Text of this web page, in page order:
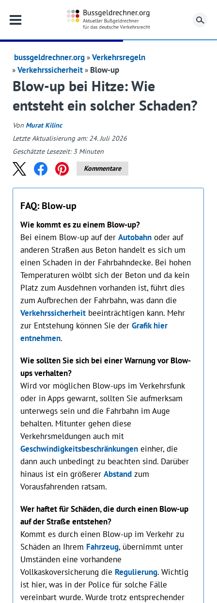
bussgeldrechner.org
Verkehrsregeln
Verkehrssicherheit
Blow-up
Blow-up bei Hitze: Wie
entsteht ein solcher Schaden?
Von Murat Kilinc
Letzte Aktualisierung am: 24. Juli 2026
Geschätzte Lesezeit:3 Minuten
Kommentare
FAQ: Blow-up
Wie kommt es zu einem Blow-up?
Bei einem Blow-up auf der Autobahnoder auf
anderen Straßen aus Beton handelt es sich um
einen Schaden in der Fahrbahndecke. Bei hohen
Temperaturen wölbt sich der Beton und da kein
Platz zum Ausdehnen vorhanden ist, führt dies
zum Aufbrechen der Fahrbahn, was dann die
Verkehrssicherheitbeeinträchtigen kann. Mehr
zur Entstehung können Sie der Grafik hier
entnehmen.
Wie sollten Sie sich bei einer Warnung vor Blow-
ups verhalten?
Wird vor möglichen Blow-ups im Verkehrsfunk
oder in Apps gewarnt, sollten Sie aufmerksam
unterwegs sein und die Fahrbahn im Auge
behalten. Mitunter gehen diese
Verkehrsmeldungen auch mit
Geschwindigkeitsbeschränkungeneinher, die
dann auch unbedingt zu beachten sind. Darüber
hinaus ist ein größerer Abstandzum
Vorausfahrenden ratsam.
Wer haftet für Schäden, die durch einen Blow-up
auf der Straße entstehen?
Kommt es durch einen Blow-up im Verkehr zu
Schäden an Ihrem Fahrzeug, übernimmt unter
Umständen eine vorhandene
Vollkaskoversicherung die Regulierung. Wichtig
ist hier, was in der Police für solche Fälle
vereinbart wurde. Wurde trotz entsprechender